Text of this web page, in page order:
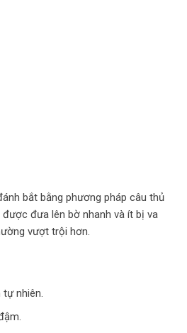
bắt bằng phương pháp câu thủ
đưa lên bờ nhanh và ít bị va
vượt trội hơn.
nhiên.